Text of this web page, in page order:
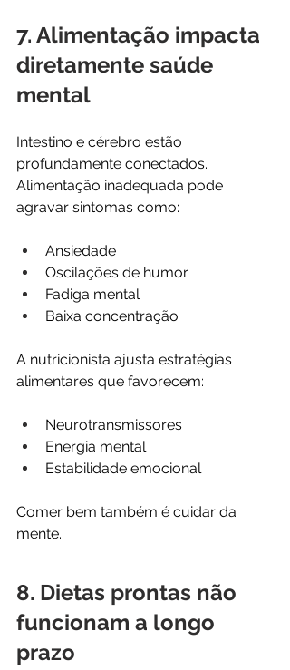
7. Alimentação impacta
diretamente saúde
mental
Intestino e cérebro estão
profundamente conectados.
Alimentação inadequada pode
agravar sintomas como:
Ansiedade
Oscilações de humor
Fadiga mental
Baixa concentração
A nutricionista ajusta estratégias
alimentares que favorecem:
Neurotransmissores
Energia mental
Estabilidade emocional
Comer bem também é cuidar da
mente.
8. Dietas prontas não
funcionam a longo
prazo